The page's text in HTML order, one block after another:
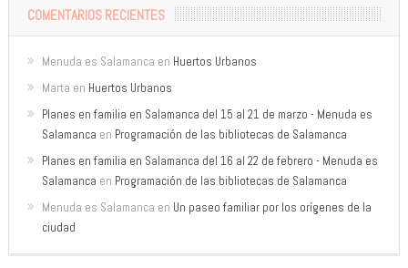
COMENTARIOS RECIENTES
Menuda es Salamanca en Huertos Urbanos
Marta en Huertos Urbanos
Planes en familia en Salamanca del 15 al 21 de marzo - Menuda es
Salamanca en Programación de las bibliotecas de Salamanca
Planes en familia en Salamanca del 16 al 22 de febrero - Menuda es
Salamanca en Programación de las bibliotecas de Salamanca
Menuda es Salamanca en Un paseo familiar por los orígenes de la
ciudad